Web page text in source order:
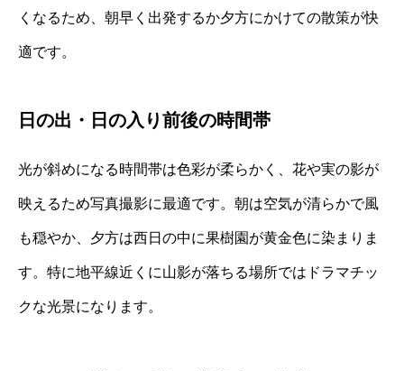
くなるため、朝早く出発するか夕方にかけての散策が快
適です。
日の出・日の入り前後の時間帯
光が斜めになる時間帯は色彩が柔らかく、花や実の影が
映えるため写真撮影に最適です。朝は空気が清らかで風
も穏やか、夕方は西日の中に果樹園が黄金色に染まりま
す。特に地平線近くに山影が落ちる場所ではドラマチッ
クな光景になります。